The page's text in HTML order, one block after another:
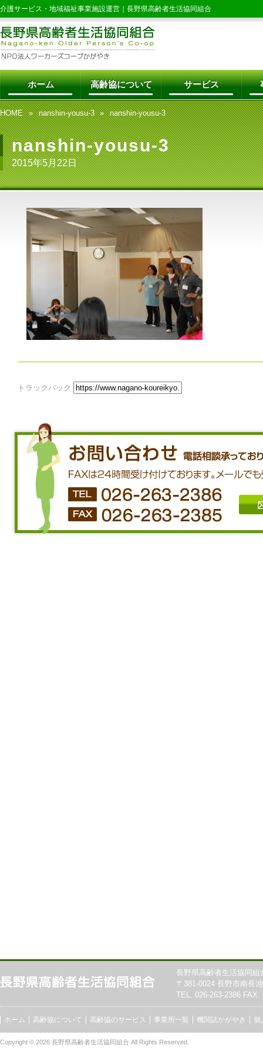
介護サービス・地域福祉事業施設運営｜ 長野県高齢者生活協同組合
ホーム 高齢協について サービス
HOME nanshin-yousu-3 nanshin-yousu-3
nanshin-yousu-3
2015年5月22日
トラックバック
長野県高齢者生活協同組
〒381-0024 長野市南長
TEL. 026-263-2386 FAX.
ホーム 高齢協について 高齢協のサービス 事業所一覧 機関誌かがやき 個
Copyright © 2026 長野県高齢者生活協同組合 All Rights Reserved.